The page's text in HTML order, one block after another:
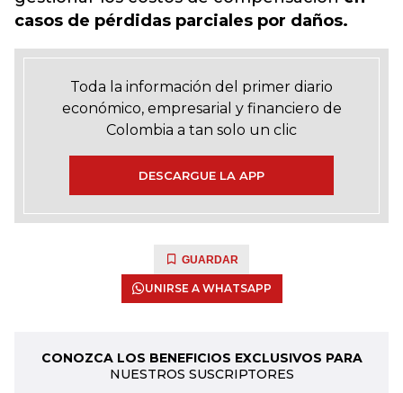
casos de pérdidas parciales por daños.
Toda la información del primer diario
económico, empresarial y financiero de
Colombia a tan solo un clic
DESCARGUE LA APP
GUARDAR
UNIRSE A WHATSAPP
CONOZCA LOS BENEFICIOS EXCLUSIVOS PARA
NUESTROS SUSCRIPTORES